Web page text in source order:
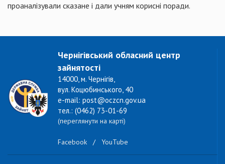
проаналізували сказане і дали учням корисні поради.
Чернігівський обласний центр
зайнятості
14000, м. Чернігів,
вул. Коцюбинського, 40
e-mail: post@oczcn.gov.ua
тел.: (0462) 73-01-69
(переглянути на карті)
Facebook / YouTube